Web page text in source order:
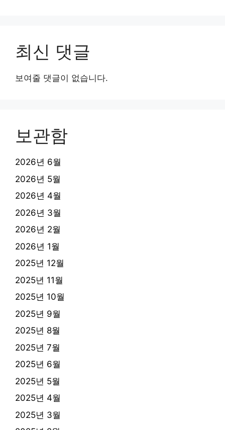
최신 댓글
보여줄 댓글이 없습니다.
보관함
2026년 6월
2026년 5월
2026년 4월
2026년 3월
2026년 2월
2026년 1월
2025년 12월
2025년 11월
2025년 10월
2025년 9월
2025년 8월
2025년 7월
2025년 6월
2025년 5월
2025년 4월
2025년 3월